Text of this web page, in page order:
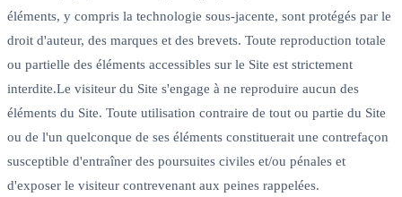
éléments, y compris la technologie sous-jacente, sont protégés par le
droit d'auteur, des marques et des brevets. Toute reproduction totale
ou partielle des éléments accessibles sur le Site est strictement
interdite.Le visiteur du Site s'engage à ne reproduire aucun des
éléments du Site. Toute utilisation contraire de tout ou partie du Site
ou de l'un quelconque de ses éléments constituerait une contrefaçon
susceptible d'entraîner des poursuites civiles et/ou pénales et
d'exposer le visiteur contrevenant aux peines rappelées.